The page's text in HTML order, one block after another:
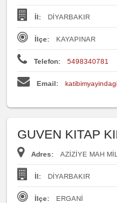
İl: DİYARBAKIR
İlçe: KAYAPINAR
Telefon: 5498340781
Email:
GUVEN KITAP
Adres: AZİZİYE MAH
İl: DİYARBAKIR
İlçe: ERGANİ